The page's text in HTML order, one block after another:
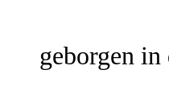
geborgen